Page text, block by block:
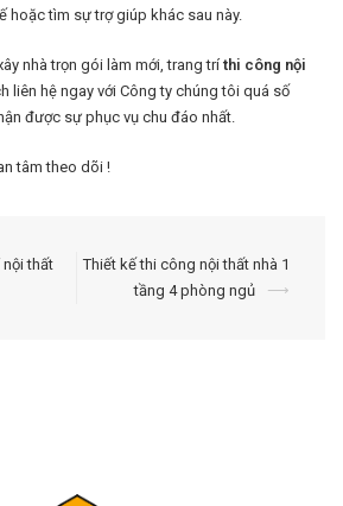
hoặc tìm sự trợ giúp khác sau này.
nhà trọn gói làm mới, trang trí thi công nội
liên hệ ngay với Công ty chúng tôi quá số
được sự phục vụ chu đáo nhất.
tâm theo dõi !
nội thất
Thiết kế thi công nội thất nhà 1
tầng 4 phòng ngủ
⟶